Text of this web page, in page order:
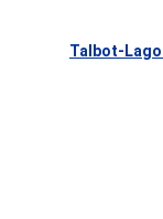
Talbot-Lago